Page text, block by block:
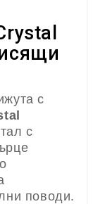
с
с
поводи.